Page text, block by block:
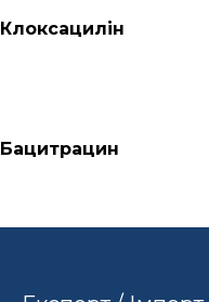
Клоксацилін
Бацитрацин